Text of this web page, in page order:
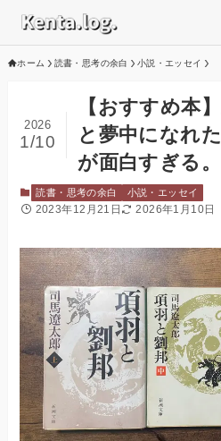
ホーム 読書・思考の余白 小説・エッセイ
【おすすめ本
と夢中になれ
が面白すぎる。
2026
1/10
読書・思考の余白 小説・エッセイ
2023年12月21日 2026年1月10日